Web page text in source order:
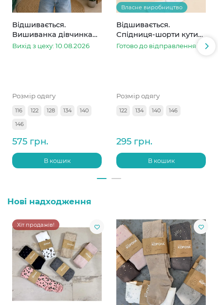
Відшивається.
Вишиванка дівчинка
колоски
Вихід з цеху: 10.08.2026
Розмір одягу
116 122 128 134
140
146
575 грн.
В кошик
Власне виробництво
Відшивається.
Спідниця-шорти кутик
сіра в смужку
Готово до відправлення
Розмір одягу
122 134 140 146
295 грн.
В кошик
Нові надходження
Хіт продажів!